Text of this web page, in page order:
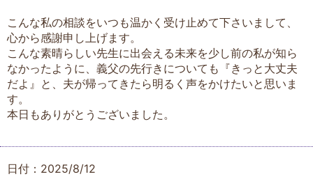
こんな私の相談をいつも温かく受け止めて下さいまして、
心から感謝申し上げます。
こんな素晴らしい先生に出会える未来を少し前の私が知ら
なかったように、義父の先行きについても『きっと大丈夫
だよ』と、夫が帰ってきたら明るく声をかけたいと思いま
す。
本日もありがとうございました。
日付：2025/8/12